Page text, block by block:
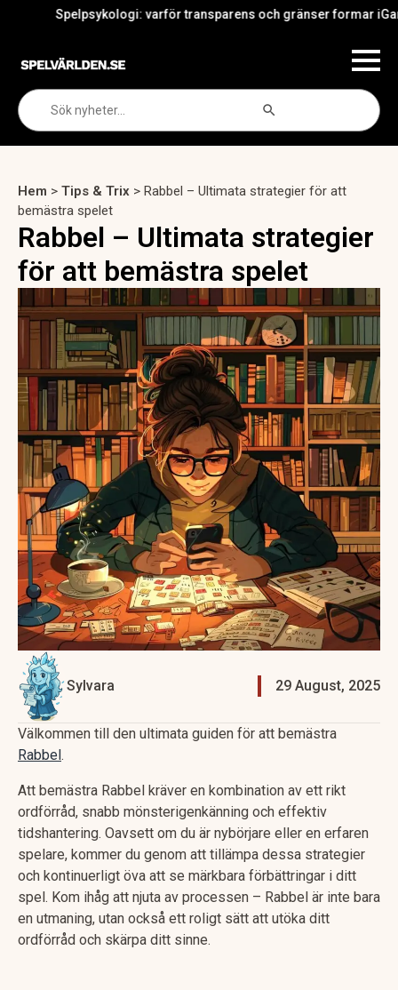
varför transparens och gränser formar iGamings
for:
Hem > Tips & Trix > Rabbel – Ultimata strategier för att
bemästra spelet
Rabbel – Ultimata strategier
för att bemästra spelet
Sylvara 29 August, 2025
Välkommen till den ultimata guiden för att bemästra
Rabbel .
Att bemästra Rabbel kräver en kombination av ett rikt
ordförråd, snabb mönsterigenkänning och effektiv
tidshantering. Oavsett om du är nybörjare eller en erfaren
spelare, kommer du genom att tillämpa dessa strategier
och kontinuerligt öva att se märkbara förbättringar i ditt
spel. Kom ihåg att njuta av processen – Rabbel är inte bara
en utmaning, utan också ett roligt sätt att utöka ditt
ordförråd och skärpa ditt sinne.